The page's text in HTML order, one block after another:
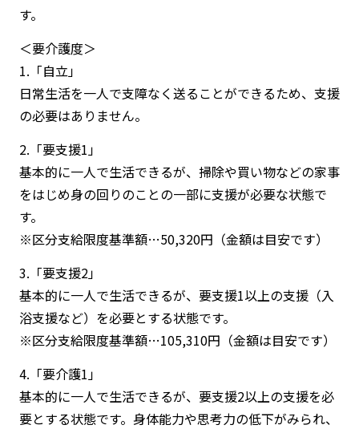
す。
＜要介護度＞
1.「自立」
日常生活を一人で支障なく送ることができるため、支援
の必要はありません。
2.「要支援1」
基本的に一人で生活できるが、掃除や買い物などの家事
をはじめ身の回りのことの一部に支援が必要な状態で
す。
※区分支給限度基準額…50,320円（金額は目安です）
3.「要支援2」
基本的に一人で生活できるが、要支援1以上の支援（入
浴支援など）を必要とする状態です。
※区分支給限度基準額…105,310円（金額は目安です）
4.「要介護1」
基本的に一人で生活できるが、要支援2以上の支援を必
要とする状態です。身体能力や思考力の低下がみられ、